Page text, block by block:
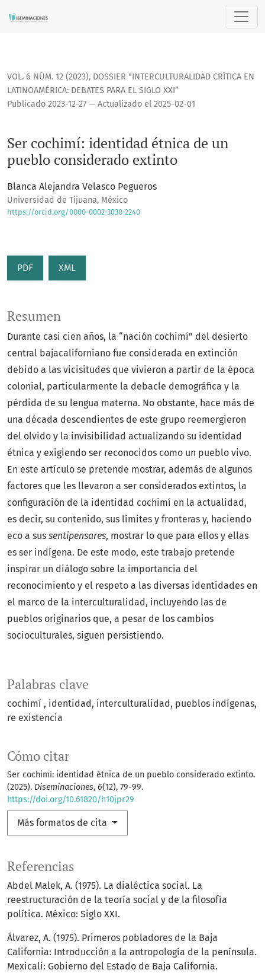
Ser cochimí: identidad étnica de un pueblo considerado
VOL. 6 NÚM. 12 (2023), DOSSIER "INTERCULTURALIDAD CRÍTICA EN
LATINOAMÉRICA: DEBATES PARA EL SIGLO XXI”
Ser cochimí: identidad étnica de un
pueblo considerado extinto
Publicado 2023-12-27 — Actualizado el 2025-02-01
Blanca Alejandra Velasco Pegueros
Universidad de Tijuana, México
https://orcid.org/0000-0002-3030-2240
PDF XML
Palabras clave
cochimí identidad interculturalidad
pueblos indígenas
re existencia
Cómo citar
Ser cochimí: identidad étnica de un pueblo considerado extinto.
(2025). Diseminaciones, 6(12), 79-99.
https://doi.org/10.61820/h10jpr29
Más formatos de cita
Resumen
Durante casi cien años, la “nación cochimí” del desierto
central bajacaliforniano fue considerada en extinción
debido a las vicisitudes que vivieron a partir de la época
colonial, particularmente la debacle demográfica y la
pérdida de su lengua materna. No obstante, hace más de
una década descendientes de este grupo reemergieron
del olvido y la invisibilidad actualizando su identidad
étnica y exigiendo ser reconocidos como un pueblo vivo.
En este artículo se pretende mostrar, además de algunos
factores que les llevaron a ser considerados extintos, la
configuración de la identidad cochimí en la actualidad,
es decir, su contenido, sus límites y fronteras y, haciendo
eco a sus sentipensares, mostrar lo que para ellos y ellas
es ser indígena. De este modo, este trabajo pretende
inspirar un diálogo sobre la importancia del
reconocimiento y el respeto a las diversas identidades en
el marco de la interculturalidad, incluyendo las de
pueblos originarios que, a pesar de los cambios
socioculturales, siguen persistiendo.
Referencias
Abdel Malek, A. (1975). La dialéctica social. La
reestructuración de la teoría social y de la filosofía
política. México: Siglo XXI.
Álvarez, A. (1975). Primeros pobladores de la Baja
California: Introducción a la antropología de la península.
Mexicali: Gobierno del Estado de Baja California.